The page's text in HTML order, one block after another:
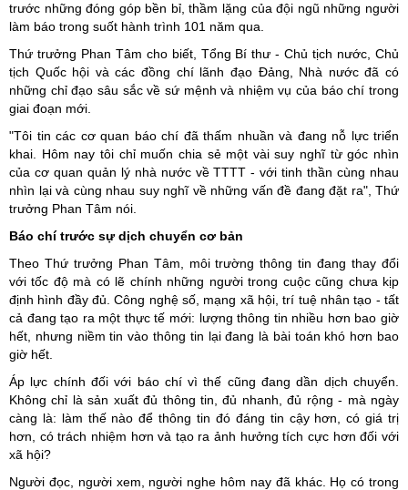
trước những đóng góp bền bỉ, thầm lặng của đội ngũ những người
làm báo trong suốt hành trình 101 năm qua.
Thứ trưởng Phan Tâm cho biết, Tổng Bí thư - Chủ tịch nước, Chủ
tịch Quốc hội và các đồng chí lãnh đạo Đảng, Nhà nước đã có
những chỉ đạo sâu sắc về sứ mệnh và nhiệm vụ của báo chí trong
giai đoạn mới.
"Tôi tin các cơ quan báo chí đã thấm nhuần và đang nỗ lực triển
khai. Hôm nay tôi chỉ muốn chia sẻ một vài suy nghĩ từ góc nhìn
của cơ quan quản lý nhà nước về TTTT - với tinh thần cùng nhau
nhìn lại và cùng nhau suy nghĩ về những vấn đề đang đặt ra", Thứ
trưởng Phan Tâm nói.
Báo chí trước sự dịch chuyển cơ bản
Theo Thứ trưởng Phan Tâm, môi trường thông tin đang thay đổi
với tốc độ mà có lẽ chính những người trong cuộc cũng chưa kịp
định hình đầy đủ. Công nghệ số, mạng xã hội, trí tuệ nhân tạo - tất
cả đang tạo ra một thực tế mới: lượng thông tin nhiều hơn bao giờ
hết, nhưng niềm tin vào thông tin lại đang là bài toán khó hơn bao
giờ hết.
Áp lực chính đối với báo chí vì thế cũng đang dần dịch chuyển.
Không chỉ là sản xuất đủ thông tin, đủ nhanh, đủ rộng - mà ngày
càng là: làm thế nào để thông tin đó đáng tin cậy hơn, có giá trị
hơn, có trách nhiệm hơn và tạo ra ảnh hưởng tích cực hơn đối với
xã hội?
Người đọc, người xem, người nghe hôm nay đã khác. Họ có trong